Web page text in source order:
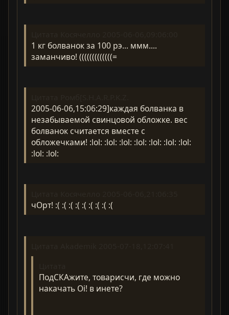
1 кг болванок за 100 рэ... ммм....
заманчиво! (((((((((((((=
2005-06-06,15:06:29]каждая болванка в
незабываемой свинцовой обложке. вес
болванок считается вместе с
обложечками! :lol: :lol: :lol: :lol: :lol: :lol: :lol:
:lol: :lol:
чОрт! :( :( :( :( :( :( :( :( :(
ПодСКАжите, товарисчи, где можно
накачать Oi! в инете?